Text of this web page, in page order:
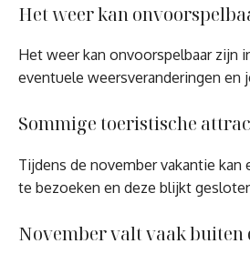
Het weer kan
Het weer kan onvoorspelbaar zijn
eventuele weersveranderingen
Sommige toeristische
Tijdens de november vakantie
te bezoeken en deze blijkt
November valt vaak buiten